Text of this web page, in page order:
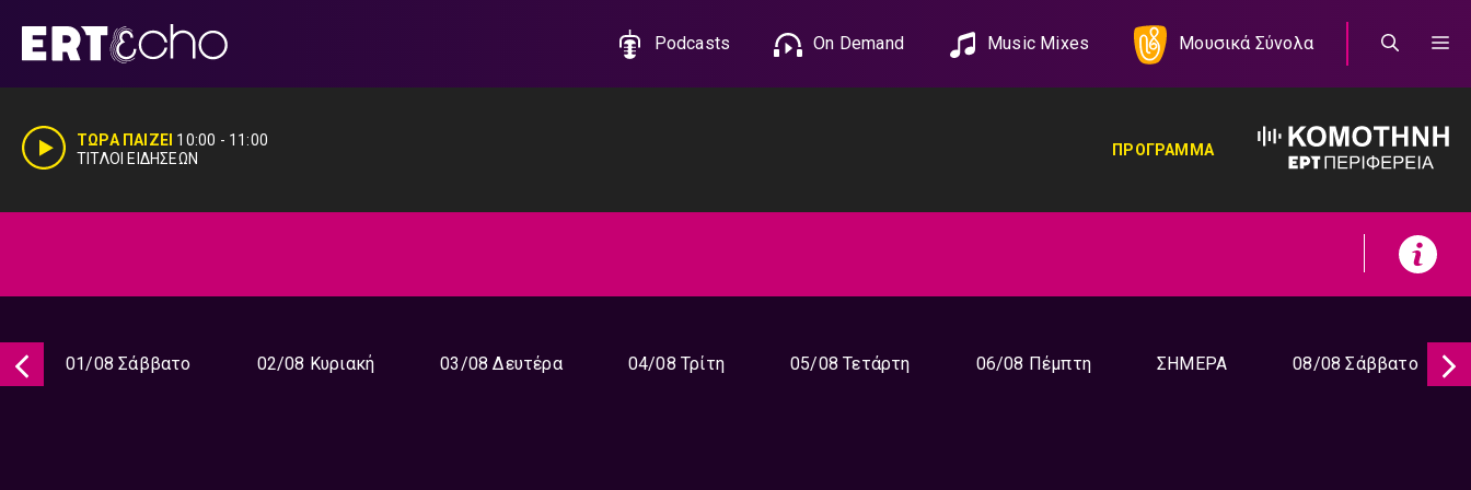
περιεχόμενο
Podcasts On Demand Music Mixes Μουσικά Σύνολα
ΤΩΡΑ ΠΑΙΖΕΙ 10:00 - 11:00
ΤΙΤΛΟΙ ΕΙΔΗΣΕΩΝ
ΠΡΟΓΡΑΜΜΑ
01/08 Σάββατο 02/08 Κυριακή 03/08 Δευτέρα 04/08 Τρίτη 05/08 Τετάρτη 06/08 Πέμπτη ΣΗΜΕΡΑ 08/08 Σάββατο